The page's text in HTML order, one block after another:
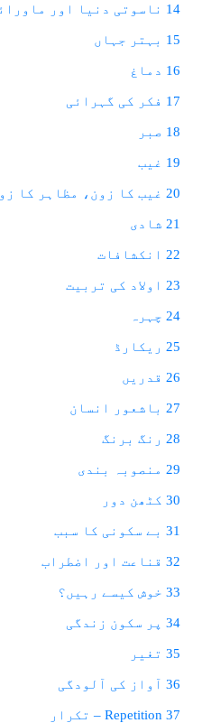
14 ناسوتی دنیا اور ماورائی دنیا
15 بہتر جہاں
16 دماغ
17 فکر کی گہرائی
18 صبر
19 غیب
20 غیب کا زون، مظاہر کا زون
21 شادی
22 انکشافات
23 اولاد کی تربیت
24 چہرہ
25 ریکارڈ
26 قدریں
27 باشعور انسان
28 رنگ برنگ
29 منصوبہ بندی
30 کٹھن دور
31 بے سکونی کا سبب
32 قناعت اور اضطراب
33 خوش کیسے رہیں؟
34 پر سکون زندگی
35 تغیر
36 آواز کی آلودگی
37 Repetition – تکرار